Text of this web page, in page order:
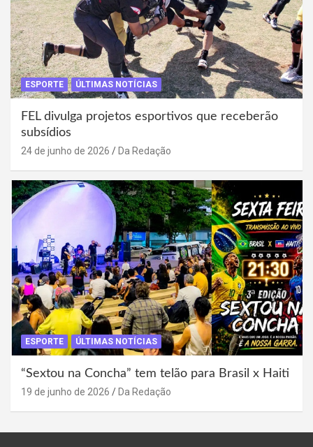
ESPORTE ÚLTIMAS NOTÍCIAS
FEL divulga projetos esportivos que receberão
subsídios
24 de junho de 2026 Da Redação
ESPORTE ÚLTIMAS NOTÍCIAS
“Sextou na Concha” tem telão para Brasil x Haiti
19 de junho de 2026 Da Redação